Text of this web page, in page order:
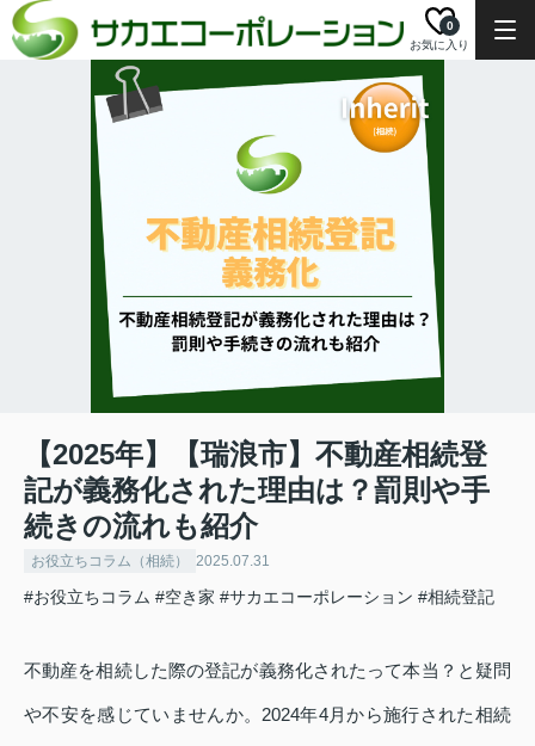
お気に入り
0
【2025年】【瑞浪市】不動産相続登
記が義務化された理由は？罰則や手
続きの流れも紹介
お役立ちコラム（相続） 2025.07.31
#お役立ちコラム #空き家 #サカエコーポレーション #相続登記
不動産を相続した際の登記が義務化されたって本当？と疑問
や不安を感じていませんか。2024年4月から施行された相続